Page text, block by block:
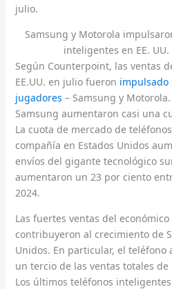
julio.
Samsung y Motorola
inteligentes en EE.
Según Counterpoint, las ventas
EE.UU. en julio fueron impulsado
jugadores – Samsung y
Samsung aumentaron casi una
La cuota de mercado de
compañía en Estados Unidos
envíos del gigante tecnológico
aumentaron un 23 por ciento
2024.
Las fuertes ventas del económico
contribuyeron al crecimiento de
Unidos. En particular, el teléfono
un tercio de las ventas totales
Los últimos teléfonos